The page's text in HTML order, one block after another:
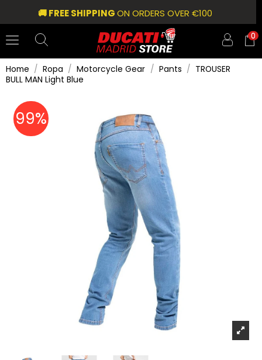
🚚 FREE SHIPPINGON ORDERS OVER €100
0
Home Ropa Motorcycle Gear Pants
TROUSER
BULL MAN Light Blue
99%